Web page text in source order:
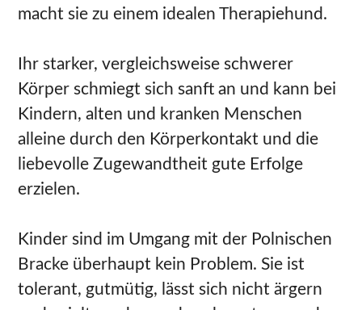
macht sie zu einem idealen Therapiehund.
Ihr starker, vergleichsweise schwerer
Körper schmiegt sich sanft an und kann bei
Kindern, alten und kranken Menschen
alleine durch den Körperkontakt und die
liebevolle Zugewandtheit gute Erfolge
erzielen.
Kinder sind im Umgang mit der Polnischen
Bracke überhaupt kein Problem. Sie ist
tolerant, gutmütig, lässt sich nicht ärgern